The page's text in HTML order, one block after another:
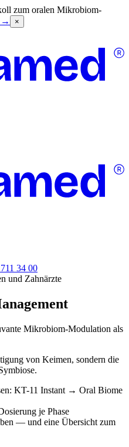
zum oralen Mikrobiom-
→ ×
34 00
und Zahnärzte
Mikrobiom-Modulation als
von Keimen, sondern die
KT-11 Instant → Oral Biome
je Phase
— und eine Übersicht zum